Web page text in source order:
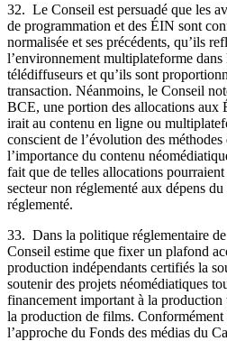
32. Le Conseil est persuadé que les
de programmation et des ÉIN sont
normalisée et ses précédents, qu’ils
l’environnement multiplateforme
télédiffuseurs et qu’ils sont
transaction. Néanmoins, le Conseil
BCE, une portion des allocations aux
irait au contenu en ligne ou
conscient de l’évolution des
l’importance du contenu
fait que de telles allocations
secteur non réglementé aux dépens
réglementé.
33. Dans la politique réglementaire
Conseil estime que fixer un plafond
production indépendants certifiés la
soutenir des projets néomédiatiques
financement important à la
la production de films. Conformément
l’approche du Fonds des médias du